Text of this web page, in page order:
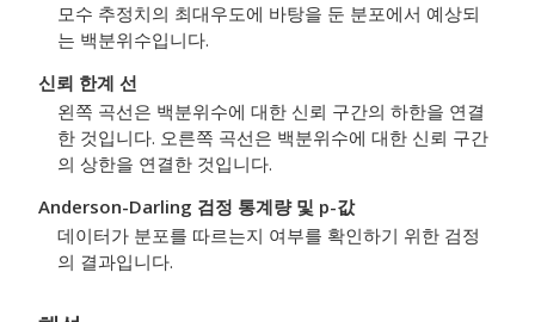
모수 추정치의 최대우도에 바탕을 둔 분포에서 예상되
는 백분위수입니다.
신뢰 한계 선
왼쪽 곡선은 백분위수에 대한 신뢰 구간의 하한을 연결
한 것입니다. 오른쪽 곡선은 백분위수에 대한 신뢰 구간
의 상한을 연결한 것입니다.
Anderson-Darling 검정 통계량 및 p-값
데이터가 분포를 따르는지 여부를 확인하기 위한 검정
의 결과입니다.